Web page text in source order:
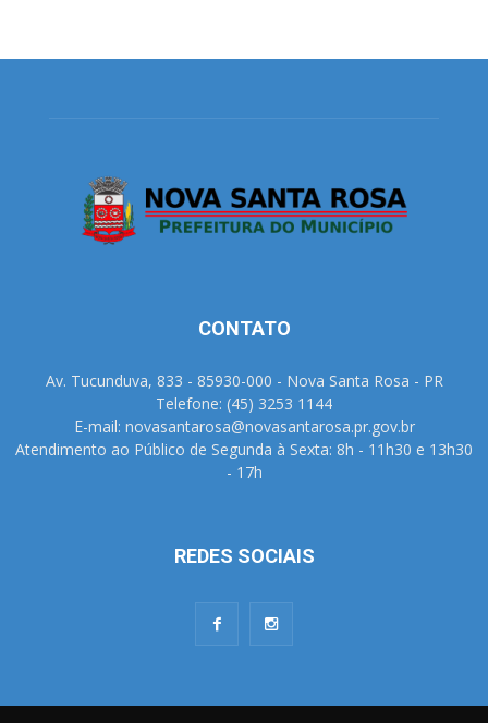
CONTATO
Av. Tucunduva, 833 - 85930-000 - Nova Santa Rosa - PR
Telefone: (45) 3253 1144
E-mail: novasantarosa@novasantarosa.pr.gov.br
Atendimento ao Público de Segunda à Sexta: 8h - 11h30 e 13h30
- 17h
REDES SOCIAIS